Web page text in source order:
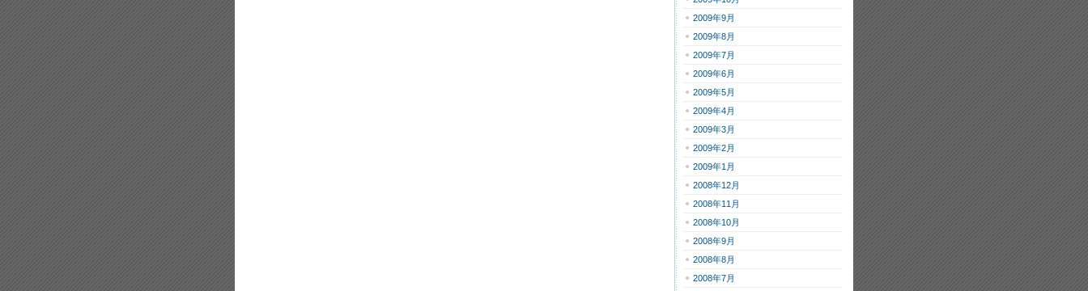
2009年9月
2009年8月
2009年7月
2009年6月
2009年5月
2009年4月
2009年3月
2009年2月
2009年1月
2008年12月
2008年11月
2008年10月
2008年9月
2008年8月
2008年7月